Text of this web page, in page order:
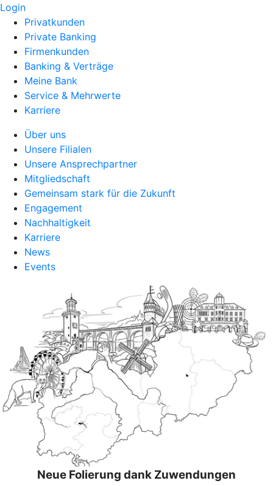
Login
Privatkunden
Private Banking
Firmenkunden
Banking & Verträge
Meine Bank
Service & Mehrwerte
Karriere
Über uns
Unsere Filialen
Unsere Ansprechpartner
Mitgliedschaft
Gemeinsam stark für die Zukunft
Engagement
Nachhaltigkeit
Karriere
News
Events
Neue Folierung dank Zuwendungen